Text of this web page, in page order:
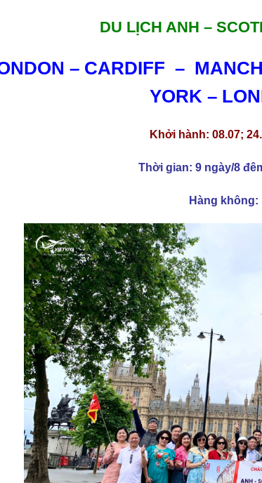
DU LỊCH ANH –
– CARDIFF –
YORK –
Khởi hành: 08.07;
Thời gian: 9 ngày/8
Hàng